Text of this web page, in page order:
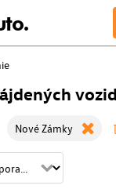
Nové Zámky